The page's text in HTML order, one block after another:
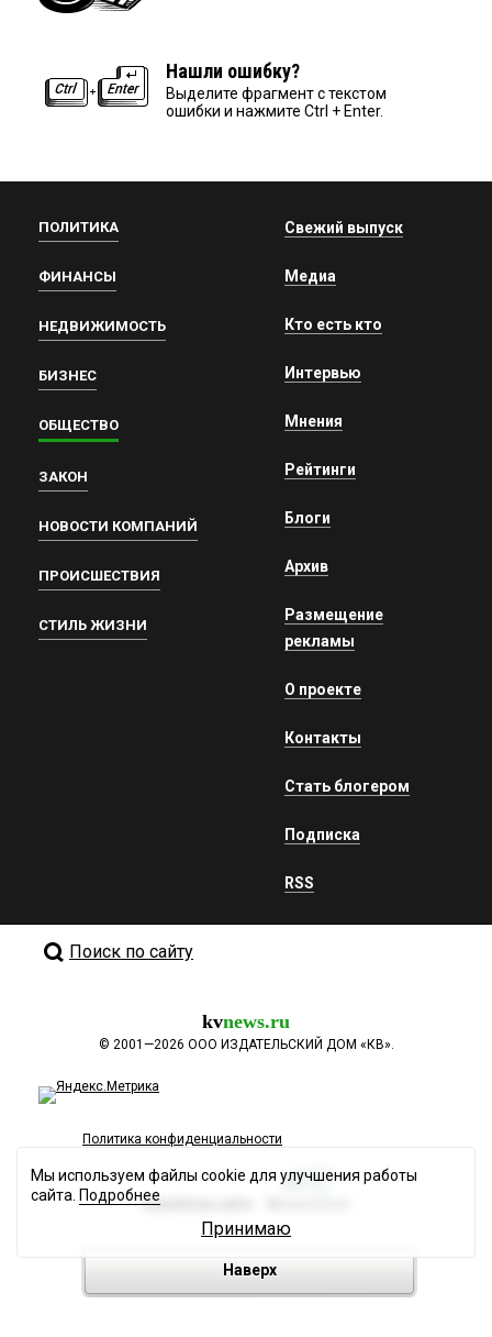
Нашли ошибку?
Выделите фрагмент с текстом
ошибки и нажмите Ctrl + Enter.
ПОЛИТИКА
ФИНАНСЫ
НЕДВИЖИМОСТЬ
БИЗНЕС
ОБЩЕСТВО
ЗАКОН
НОВОСТИ КОМПАНИЙ
ПРОИСШЕСТВИЯ
СТИЛЬ ЖИЗНИ
Свежий выпуск
Медиа
Кто есть кто
Интервью
Мнения
Рейтинги
Блоги
Архив
Размещение
рекламы
О проекте
Контакты
Стать блогером
Подписка
RSS
Поиск по сайту
kvnews.ru
© 2001—2026 ООО ИЗДАТЕЛЬСКИЙ ДОМ «КВ».
Политика конфиденциальности
Разработка сайта
Наверх
Мы используем файлы cookie для улучшения работы
сайта. Подробнее
Принимаю